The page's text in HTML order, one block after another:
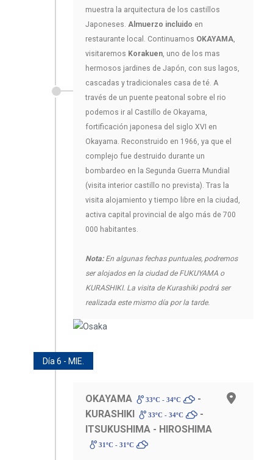
muestra la arquitectura de los castillos
Japoneses. Almuerzo incluido en
restaurante local. Continuamos OKAYAMA,
visitaremos Korakuen, uno de los mas
hermosos jardines de Japón, con sus lagos,
cascadas y tradicionales casa de té. A
través de un puente peatonal sobre el rio
podemos ir al Castillo de Okayama,
fortificación japonesa del siglo XVI en
Okayama. Reconstruido en 1966, ya que el
complejo fue destruido durante un
bombardeo en la Segunda Guerra Mundial
(visita interior castillo no prevista). Tras la
visita alojamiento y tiempo libre en la ciudad,
activa capital provincial de algo más de 700
000 habitantes.
Nota:En algunas fechas puntuales, podremos
ser alojados en la ciudad de FUKUYAMA o
KURASHIKI. La visita de Kurashiki podrá ser
realizada este mismo día por la tarde.
Día 6 - MIE.
OKAYAMA 33ºC - 34ºC
-
KURASHIKI
33ºC - 34ºC
-
ITSUKUSHIMA - HIROSHIMA
31ºC - 31ºC